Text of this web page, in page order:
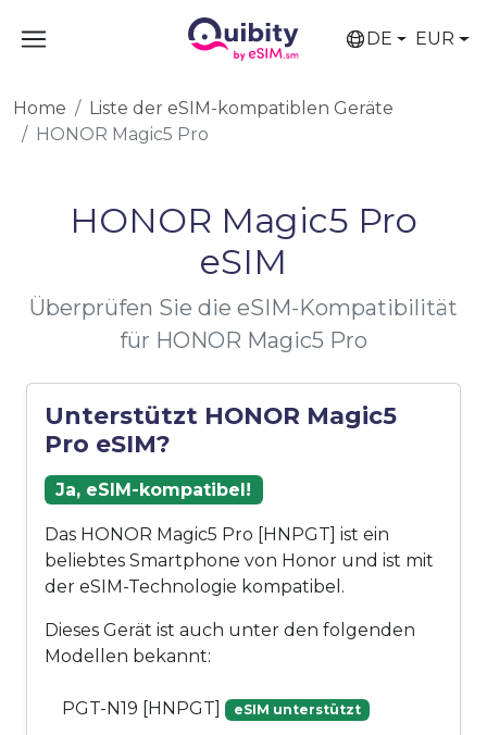
DE EUR
Home
Liste der eSIM-kompatiblen Geräte
HONOR Magic5 Pro
HONOR Magic5 Pro
eSIM
Überprüfen Sie die eSIM-Kompatibilität
für HONOR Magic5 Pro
Unterstützt HONOR Magic5
Pro eSIM?
Ja, eSIM-kompatibel!
Das HONOR Magic5 Pro [HNPGT] ist ein
beliebtes Smartphone von Honor und ist mit
der eSIM-Technologie kompatibel.
Dieses Gerät ist auch unter den folgenden
Modellen bekannt:
PGT-N19 [HNPGT] eSIM unterstützt